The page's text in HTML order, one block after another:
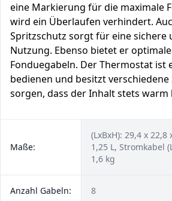
eine Markierung für die maximale
wird ein Überlaufen verhindert.
Spritzschutz sorgt für eine sichere
Nutzung. Ebenso bietet er
Fonduegabeln. Der Thermostat ist
bedienen und besitzt
sorgen, dass der Inhalt stets warm
Maße:
(LxBxH): 29,4 x
1,25 L, Stromkabel
1,6 kg
Anzahl Gabeln: 8